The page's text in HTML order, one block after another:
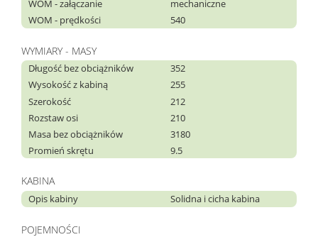
WOM - załączanie
mechaniczne
WOM - prędkości
540
WYMIARY - MASY
Długość bez obciążników
352
Wysokość z kabiną
255
Szerokość
212
Rozstaw osi
210
Masa bez obciążników
3180
Promień skrętu
9.5
KABINA
Opis kabiny Solidna i cicha kabina
POJEMNOŚCI